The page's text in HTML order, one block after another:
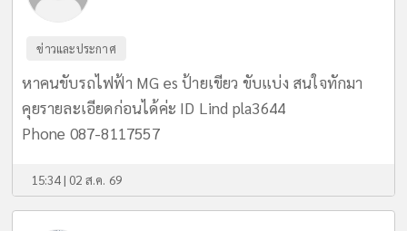
ข่าวและประกาศ
หาคนขับรถไฟฟ้า MG es ป้ายเขียว ขับแบ่ง สนใจทักมา
คุยรายละเอียดก่อนได้ค่ะ ID Lind pla3644
Phone 087-8117557
15:34 | 02 ส.ค. 69